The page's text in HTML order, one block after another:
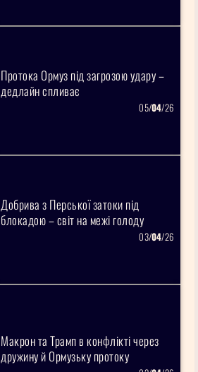
Протока Ормуз під загрозою удару –
дедлайн спливає
05/04/26
Добрива з Перської затоки під
блокадою – світ на межі голоду
03/04/26
Макрон та Трамп в конфлікті через
дружину й Ормузьку протоку